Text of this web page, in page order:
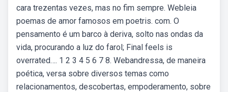
cara trezentas vezes, mas no fim sempre. Webleia
poemas de amor famosos em poetris. com. O
pensamento é um barco à deriva, solto nas ondas da
vida, procurando a luz do farol; Final feels is
overrated…. 1 2 3 4 5 6 7 8. Webandressa, de maneira
poética, versa sobre diversos temas como
relacionamentos, descobertas, empoderamento, sobre